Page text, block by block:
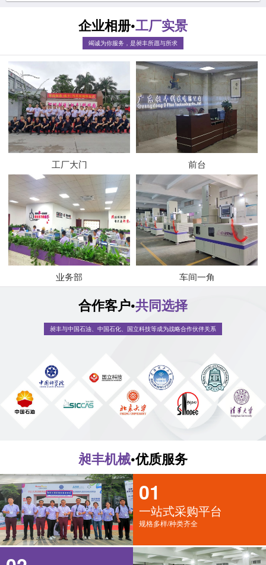
企业相册•工厂实景
竭诚为你服务，是昶丰所愿与所求
工厂大门 前台
业务部 车间一角
合作客户•共同选择
昶丰与中国石油、中国石化、国立科技等成为战略合作伙伴关系
昶丰机械•优质服务
01
一站式采购平台
规格多样/种类齐全